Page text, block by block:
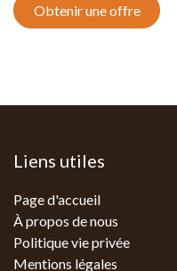
Obtenir une offre
Liens utiles
Page d'accueil
À propos de nous
Politique vie privée
Mentions légales